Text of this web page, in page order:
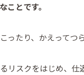
とです。
たり、かえってつ
スクをはじめ、仕